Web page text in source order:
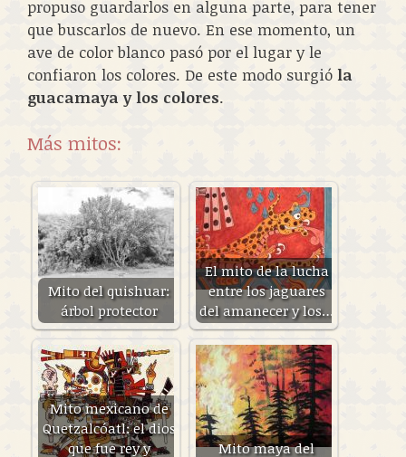
propuso guardarlos en alguna parte, para tener
que buscarlos de nuevo. En ese momento, un
ave de color blanco pasó por el lugar y le
confiaron los colores. De este modo surgió la
guacamaya y los colores.
Más mitos:
Mito del quishuar:
árbol protector
El mito de la lucha
entre los jaguares
del amanecer y los…
Mito mexicano de
Quetzalcóatl: el dios
que fue rey y
Mito maya del